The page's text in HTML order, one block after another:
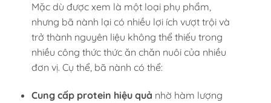
Mặc dù được xem là một loại phụ phẩm,
nhưng bã nành lại có nhiều lợi ích vượt trội và
trở thành nguyên liệu không thể thiếu trong
nhiều công thức thức ăn chăn nuôi của nhiều
đơn vị. Cụ thể, bã nành có thể:
Cung cấp protein hiệu quả nhờ hàm lượng